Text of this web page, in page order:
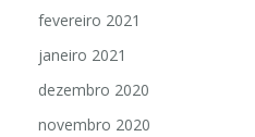
fevereiro 2021
janeiro 2021
dezembro 2020
novembro 2020